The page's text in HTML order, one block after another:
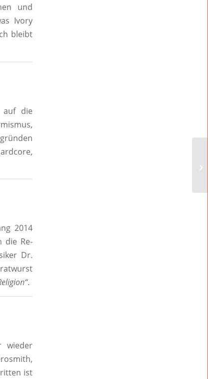
und
Ivory
bleibt
auf die
2014
die Re-
Dr.
.
wieder
ist